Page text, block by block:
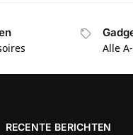
Alle
RECENTE BERICHTEN